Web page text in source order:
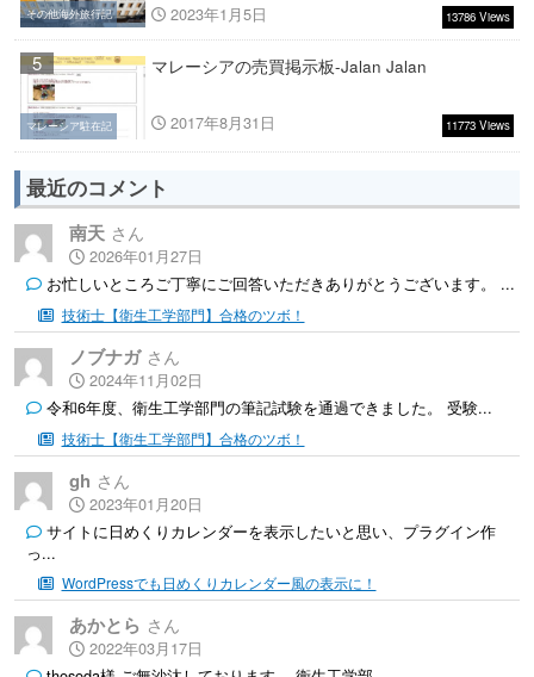
その他海外旅行記 2023年1月5日 13786 Views
5 マレーシアの売買掲示板-Jalan Jalan
マレーシア駐在記 2017年8月31日 11773 Views
最近のコメント
南天
2026年01月27日
お忙しいところご丁寧にご回答いただきありがとうございます。 ...
技術士【衛生工学部門】合格のツボ！
ノブナガ
2024年11月02日
令和6年度、衛生工学部門の筆記試験を通過できました。 受験...
技術士【衛生工学部門】合格のツボ！
gh
2023年01月20日
サイトに日めくりカレンダーを表示したいと思い、プラグイン作
っ...
WordPressでも日めくりカレンダー風の表示に！
あかとら
2022年03月17日